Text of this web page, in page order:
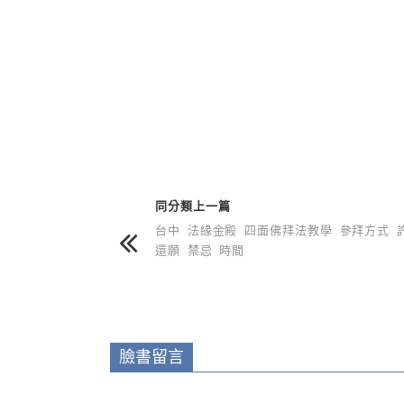
同分類上一篇
台中 法緣金殿 四面佛拜法教學 參拜方式
還願 禁忌 時間
臉書留言